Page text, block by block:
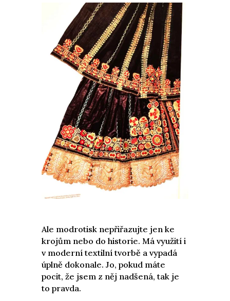
Ale modrotisk nepřiřazujte jen ke
krojům nebo do historie. Má využití i
v moderní textilní tvorbě a vypadá
úplně dokonale. Jo, pokud máte
pocit, že jsem z něj nadšená, tak je
to pravda.